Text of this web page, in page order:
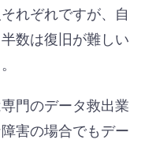
れぞれですが、自
数は復旧が難しい
門のデータ救出業
害の場合でもデー